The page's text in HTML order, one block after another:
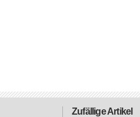
Zufällige Artikel